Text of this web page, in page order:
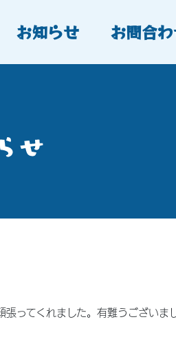
お知らせ お問合
ってくれました。有難うございま